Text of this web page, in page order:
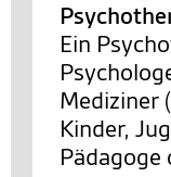
Ein
Mediziner
Kinder,